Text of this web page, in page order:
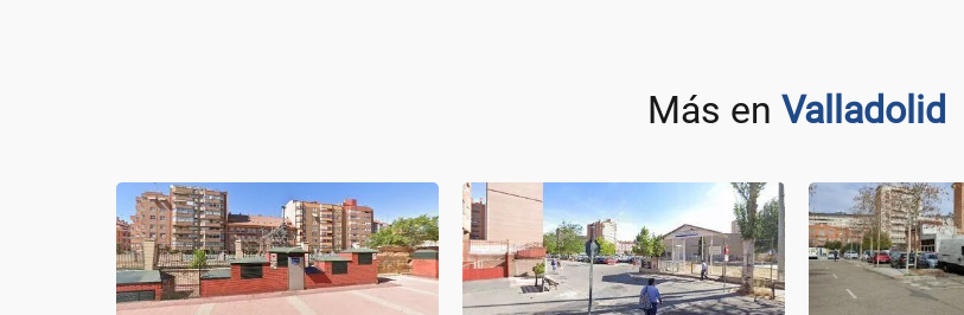
Más en Valladolid